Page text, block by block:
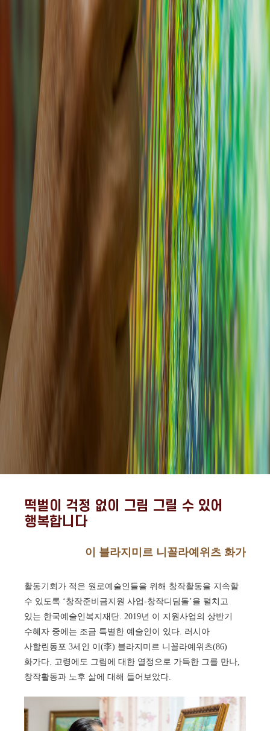
떡벌이 걱정 없이 그림 그릴 수 있어
행복합니다
이 블라지미르 니꼴라예위츠 화가
활동기회가 적은 원로예술인들을 위해 창작활동을 지속할
수 있도록 ‘창작준비금지원 사업-창작디딤돌’을 펼치고
있는 한국예술인복지재단. 2019년 이 지원사업의 상반기
수혜자 중에는 조금 특별한 예술인이 있다. 러시아
사할린동포 3세인 이(李) 블라지미르 니꼴라예위츠(86)
화가다. 고령에도 그림에 대한 열정으로 가득한 그를 만나,
창작활동과 노후 삶에 대해 들어보았다.